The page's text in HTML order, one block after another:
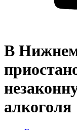
В Нижнем
алкоголя